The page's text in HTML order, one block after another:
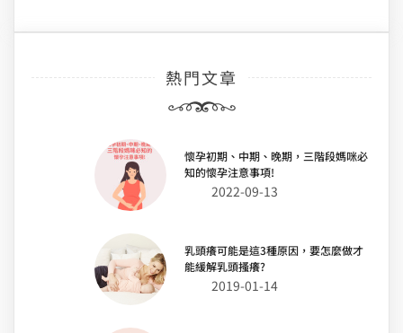
熱門文章
懷孕初期、中期、晚期，三階段媽咪必
知的懷孕注意事項!
2022-09-13
乳頭癢可能是這3種原因，要怎麼做才
能緩解乳頭搔癢?
2019-01-14